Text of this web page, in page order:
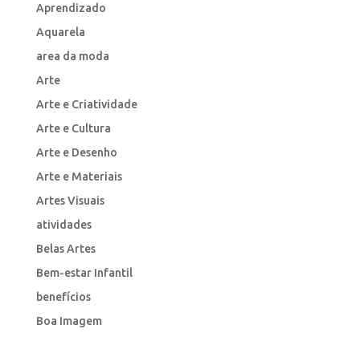
Aprendizado
Aquarela
area da moda
Arte
Arte e Criatividade
Arte e Cultura
Arte e Desenho
Arte e Materiais
Artes Visuais
atividades
Belas Artes
Bem-estar Infantil
benefícios
Boa Imagem